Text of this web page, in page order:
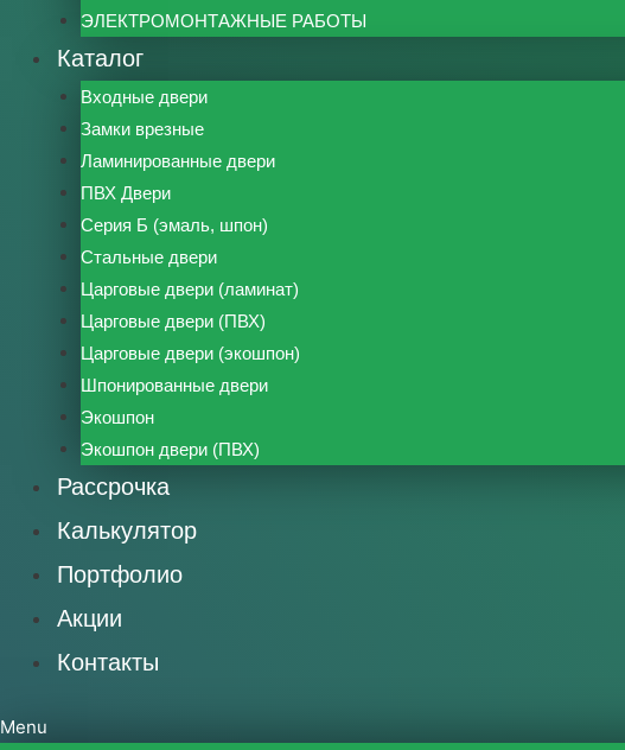
ЭЛЕКТРОМОНТАЖНЫЕ РАБОТЫ
Каталог
Входные двери
Замки врезные
Ламинированные двери
ПВХ Двери
Серия Б (эмаль, шпон)
Стальные двери
Царговые двери (ламинат)
Царговые двери (ПВХ)
Царговые двери (экошпон)
Шпонированные двери
Экошпон
Экошпон двери (ПВХ)
Рассрочка
Калькулятор
Портфолио
Акции
Контакты
Menu